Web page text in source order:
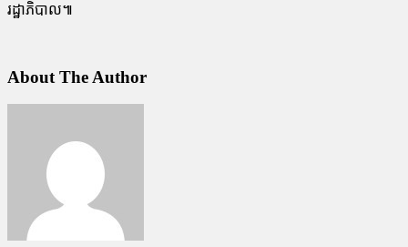
រដ្ឋាភិបាល៕
About The Author